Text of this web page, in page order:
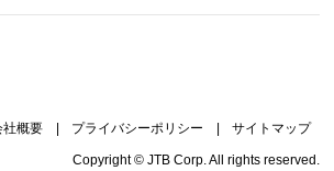
社概要 | プライバシーポリシー | サイトマップ
Copyright © JTB Corp. All rights reserved.